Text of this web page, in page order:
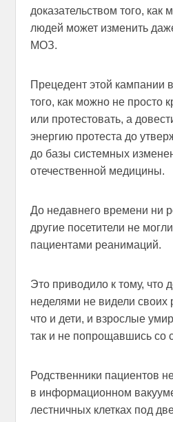
доказательством того, как
людей может изменить
МОЗ.
Прецедент этой кампании
того, как можно не просто
или протестовать, а
энергию протеста до
до базы системных
отечественной медицины.
До недавнего времени ни
другие посетители не
пациентами реанимаций.
Это приводило к тому, что
неделями не видели своих
что и дети, и взрослые
так и не попрощавшись со
Родственники пациентов
в информационном
лестничных клетках под